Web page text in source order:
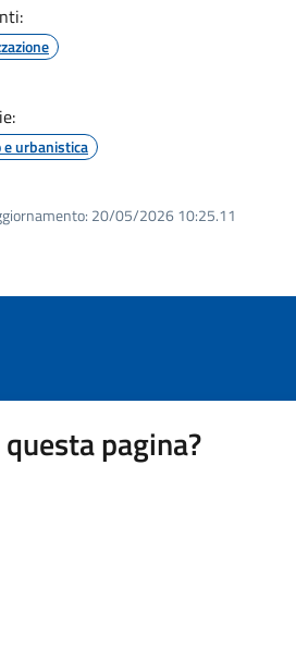
e urbanistica
20/05/2026 10:25.11
pagina?